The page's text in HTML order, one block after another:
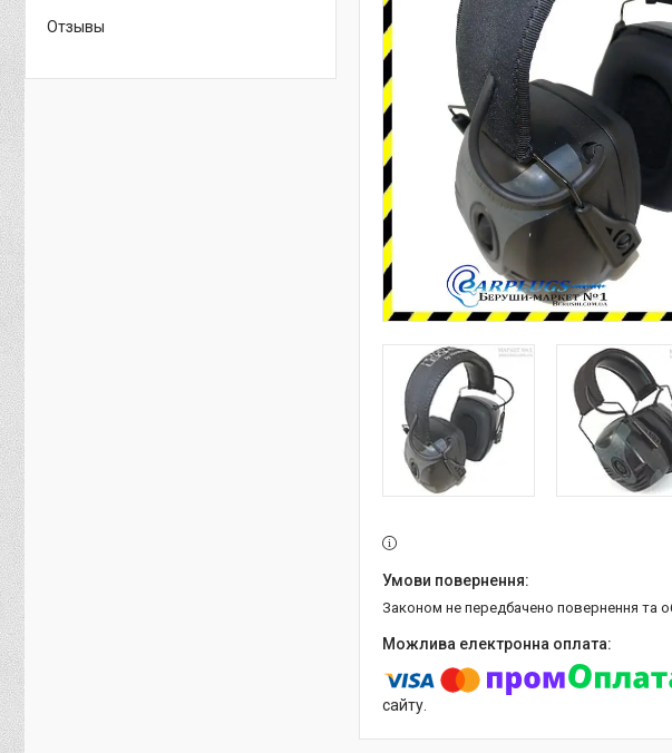
Законом не передбачено повернення та
сайту.
Отзывы